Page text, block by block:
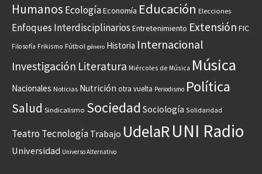
Humanos EcologíaEconomía Educación Elecciones
Enfoques Interdisciplinarios Entretenimiento Extensión FIC
Filosofía Frikismo Fútbol género Historia Internacional
Investigación Literatura Miércoles de Música Música
Nacionales Noticias Nutrición otra vuelta Periodismo Política
Salud Sindicalismo Sociedad Sociología Solidaridad
Teatro Tecnología Trabajo UdelaRUNI Radio
Universidad Universo Alternativo